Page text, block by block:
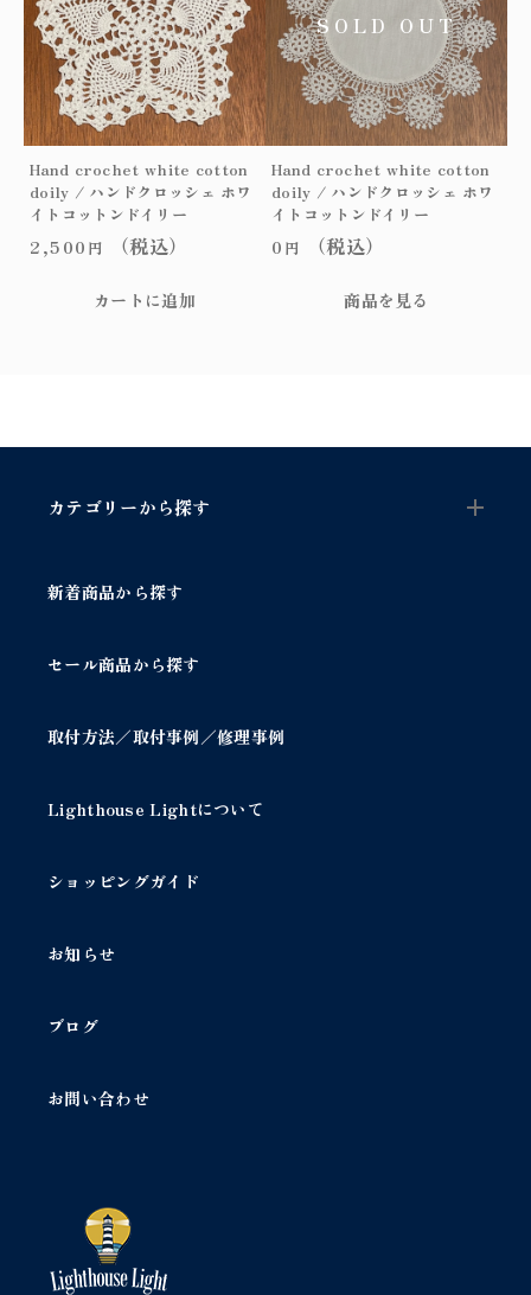
ェ
ピ
ン
ク
コ
ッ
ト
ン
ド
イ
Hand crochet white cotton
doily / ハンドクロッシェ ホワ
イトコットンドイリー
2,500 円 （税込）
カートに追加
Hand crochet white cotton
doily / ハンドクロッシェ ホワ
イトコットンドイリー
0 円 （税込）
商品を見る
カテゴリーから探す
新着商品から探す
セール商品から探す
取付方法／取付事例／修理事例
Lighthouse Lightについて
ショッピングガイド
お知らせ
ブログ
お問い合わせ